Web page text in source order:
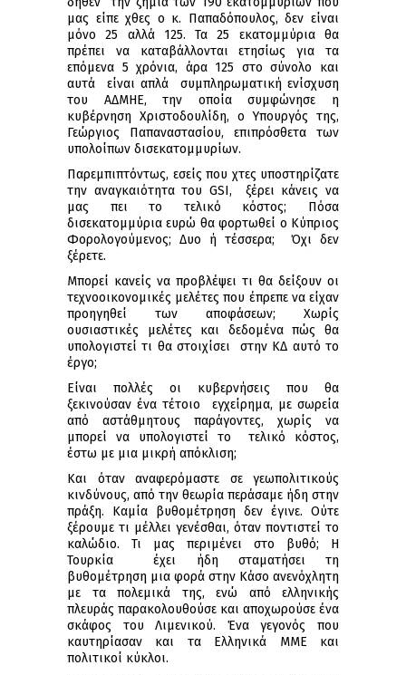
μας είπε χθες ο κ. Παπαδόπουλος, δεν είναι
μόνο 25 αλλά 125. Τα 25 εκατομμύρια θα
πρέπει να καταβάλλονται ετησίως για τα
επόμενα 5 χρόνια, άρα 125 στο σύνολο και
αυτά είναι απλά συμπληρωματική ενίσχυση
του ΑΔΜΗΕ, την οποία συμφώνησε η
κυβέρνηση Χριστοδουλίδη, ο Υπουργός της,
Γεώργιος Παπαναστασίου, επιπρόσθετα των
υπολοίπων δισεκατομμυρίων.
Παρεμπιπτόντως, εσείς που χτες υποστηρίζατε
την αναγκαιότητα του GSI, ξέρει κάνεις να
μας πει το τελικό κόστος; Πόσα
δισεκατομμύρια ευρώ θα φορτωθεί ο Κύπριος
Φορολογούμενος; Δυο ή τέσσερα; Όχι δεν
ξέρετε.
Μπορεί κανείς να προβλέψει τι θα δείξουν οι
τεχνοοικονομικές μελέτες που έπρεπε να είχαν
προηγηθεί των αποφάσεων; Χωρίς
ουσιαστικές μελέτες και δεδομένα πώς θα
υπολογιστεί τι θα στοιχίσει στην ΚΔ αυτό το
έργο;
Είναι πολλές οι κυβερνήσεις που θα
ξεκινούσαν ένα τέτοιο εγχείρημα, με σωρεία
από αστάθμητους παράγοντες, χωρίς να
μπορεί να υπολογιστεί το τελικό κόστος,
έστω με μια μικρή απόκλιση;
Και όταν αναφερόμαστε σε γεωπολιτικούς
κινδύνους, από την θεωρία περάσαμε ήδη στην
πράξη. Καμία βυθομέτρηση δεν έγινε. Ούτε
ξέρουμε τι μέλλει γενέσθαι, όταν ποντιστεί το
καλώδιο. Τι μας περιμένει στο βυθό; Η
Τουρκία έχει ήδη σταματήσει τη
βυθομέτρηση μια φορά στην Κάσο ανενόχλητη
με τα πολεμικά της, ενώ από ελληνικής
πλευράς παρακολουθούσε και αποχωρούσε ένα
σκάφος του Λιμενικού. Ένα γεγονός που
καυτηρίασαν και τα Ελληνικά ΜΜΕ και
πολιτικοί κύκλοι.